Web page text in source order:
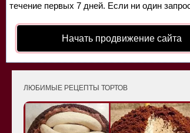
течение первых 7 дней. Если ни один
Начать продвижение сайта
ЛЮБИМЫЕ РЕЦЕПТЫ ТОРТОВ